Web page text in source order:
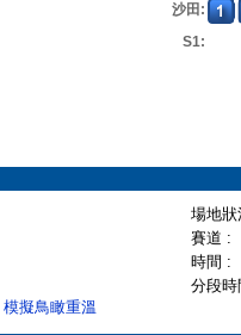
沙田:
S1:
場地
賽道 :
時間 :
分段
模擬鳥瞰重溫